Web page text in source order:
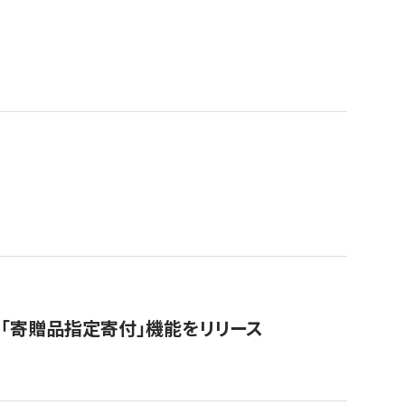
贈品指定寄付」機能をリリース